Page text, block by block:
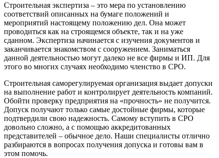
Строительная экспертиза – это мера по установлению
соответствий описанных на бумаге положений и
мероприятий настоящему положению дел. Она может
проводиться как на строящемся объекте, так и на уже
сданном. Экспертиза начинается с изучения документов и
заканчивается знакомством с сооружением. Заниматься
данной деятельностью могут далеко не все фирмы и ИП. Для
этого во многих случаях необходимо членство в СРО.
Строительная саморегулируемая организация выдает допуски
на выполнение работ и контролирует деятельность компаний.
Обойти проверку предприятия на «прочность» не получится.
Допуск получают только самые достойные фирмы, которые
подтвердили свою надежность. Самому вступить в СРО
довольно сложно, а с помощью аккредитованных
представителей – обычное дело. Наши специалисты отлично
разбираются в вопросах получения допуска и готовы вам в
этом помочь.